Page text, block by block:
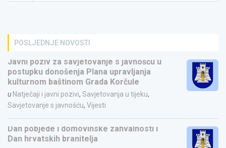
POSLJEDNJE NOVOSTI
Javni poziv za savjetovanje s javnošću u
postupku donošenja Plana upravljanja
kulturnom baštinom Grada Korčule
u Natječaji i javni pozivi, Savjetovanja u tijeku,
Savjetovanje s javnošću, Vijesti
Dan pobjede i domovinske zahvalnosti i
Dan hrvatskih branitelja